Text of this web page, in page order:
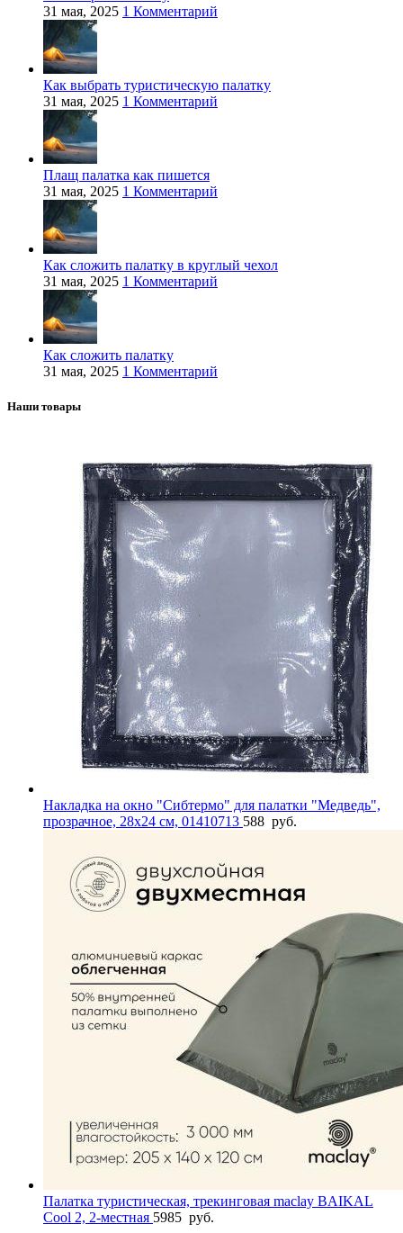
31 мая, 2025 1 Комментарий
Как выбрать туристическую палатку
31 мая, 2025 1 Комментарий
Плащ палатка как пишется
31 мая, 2025 1 Комментарий
Как сложить палатку в круглый чехол
31 мая, 2025 1 Комментарий
Как сложить палатку
31 мая, 2025 1 Комментарий
Наши товары
Накладка на окно "Сибтермо" для палатки "Медведь",
прозрачное, 28х24 см, 01410713 588 руб.
Палатка туристическая, трекинговая maclay BAIKAL
Cool 2, 2-местная 5985 руб.